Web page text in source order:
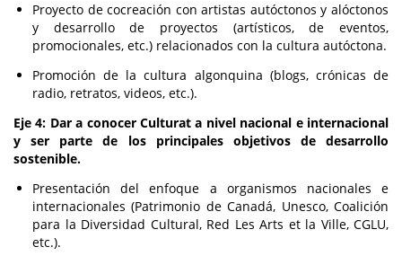
Proyecto de cocreación con artistas autóctonos y alóctonos
y desarrollo de proyectos (artísticos, de eventos,
promocionales, etc.) relacionados con la cultura autóctona.
Promoción de la cultura algonquina (blogs, crónicas de
radio, retratos, videos, etc.).
Eje 4: Dar a conocer Culturat a nivel nacional e internacional
y ser parte de los principales objetivos de desarrollo
sostenible.
Presentación del enfoque a organismos nacionales e
internacionales (Patrimonio de Canadá, Unesco, Coalición
para la Diversidad Cultural, Red Les Arts et la Ville, CGLU,
etc.).